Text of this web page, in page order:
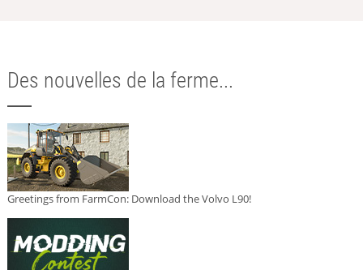
Des nouvelles de la ferme...
Greetings from FarmCon: Download the Volvo L90!